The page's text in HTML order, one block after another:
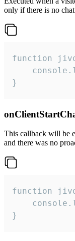
only if there is no
function
}
This callback will be
and there was no
function
}